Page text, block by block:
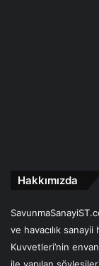
Hakkımızda
ve havacılık
Kuvvetleri’nin